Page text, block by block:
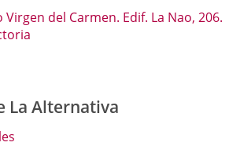
del Carmen. Edif. La Nao, 206.
La Alternativa